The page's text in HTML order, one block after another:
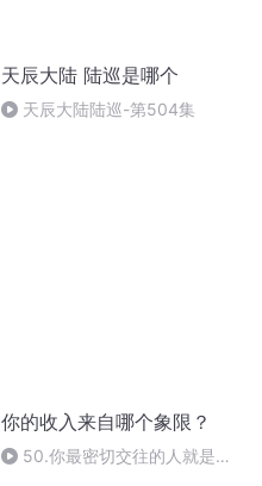
天辰大陆 陆巡是哪个
天辰大陆陆巡-第504集
你的收入来自哪个象限？
50.你最密切交往的人就是你